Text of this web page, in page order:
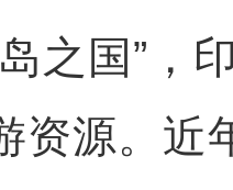
国”，
资源。近